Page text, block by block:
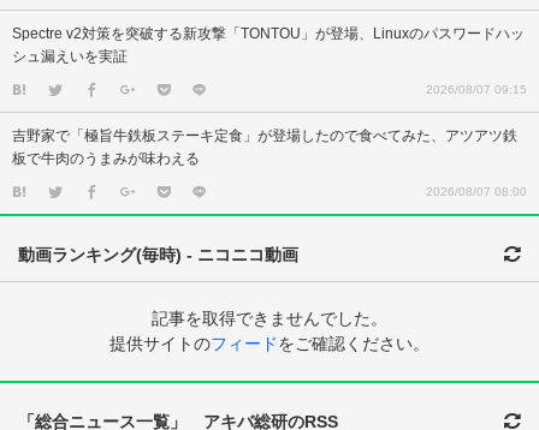
Spectre v2対策を突破する新攻撃「TONTOU」が登場、Linuxのパスワードハッ
シュ漏えいを実証
2026/08/07 09:15
吉野家で「極旨牛鉄板ステーキ定食」が登場したので食べてみた、アツアツ鉄
板で牛肉のうまみが味わえる
2026/08/07 08:00
動画ランキング(毎時) - ニコニコ動画
記事を取得できませんでした。
提供サイトのフィードをご確認ください。
「総合ニュース一覧」 アキバ総研のRSS